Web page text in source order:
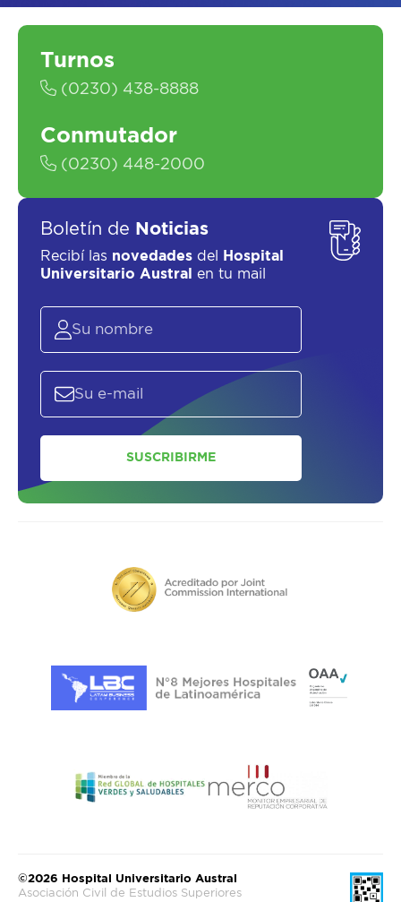
SOLICITAR UN ASESOR
Turnos
(0230) 438-8888
Conmutador
(0230) 448-2000
Boletín de Noticias
Recibí las novedades del
Hospital
Universitario Austral
en tu mail
SUSCRIBIRME
©2026 Hospital Universitario Austral
Asociación Civil de Estudios Superiores